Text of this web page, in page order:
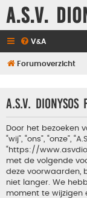
A.S.V.
V&A
Forumoverzicht
A.S.V.
Door het bezoeken
“wij”, “ons”, “onze”,
“https://
met de volgende
deze voorwaarden,
niet langer. We
moment te wijzigen